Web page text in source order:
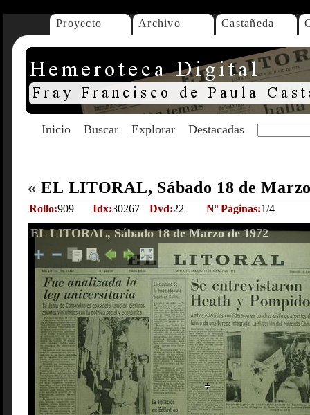
Proyecto Archivo Castañeda
Inicio Buscar Explorar Destacadas
« EL LITORAL, Sábado 18 de
Rollo:909 Idx:30267 Dvd:22 Nº Páginas:1/4
EL LITORAL, Sábado 18 de Marzo de 1972